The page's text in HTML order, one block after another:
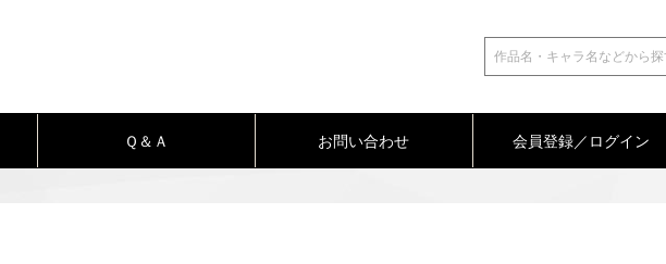
Ｑ＆Ａ お問い合わせ 会員登録／ログイン